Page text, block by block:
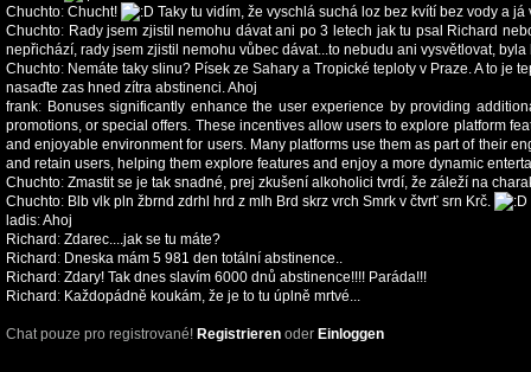
Chuchto: Chucht!
Taky tu vidím, že vyschlá suchá loz bez kvítí bez vody a
Chuchto: Rady jsem zjistil nemohu dávat ani po 3 letech jak tu psal Richard
nepřichází, rady jsem zjistil nemohu vůbec dávat...to nebudu ani vysvětlovat,
Chuchto: Nemáte taky slinu? Písek ze Sahary a Tropické teploty v Praze. A to je
nasaďte zas hned zítra abstinenci. Ahoj
frank: Bonuses significantly enhance the user experience by providing
promotions, or special offers. These incentives allow users to explore platform
and enjoyable environment for users. Many platforms use them as part of their
and retain users, helping them explore features and enjoy a more dynamic
Chuchto: Zmastit se je tak snadné, prej zkušení alkoholici tvrdí, že záleží na
Chuchto: Blb vlk pln žbrnd zdrhl hrd z mlh Brd skrz vrch Smrk v čtvrť srn Krč.
ladis:Ahoj
Richard : Zdarec....jak se tu máte?
Richard : Dneska mám 5 981 den totální abstinence..
Richard : Zdary! Tak dnes slavím 6000 dnů abstinence!!!! Paráda!!!
Richard : Každopádně koukám, že je to tu úplně mrtvé...
Chat pouze pro registrované! Registrieren oder Einloggen